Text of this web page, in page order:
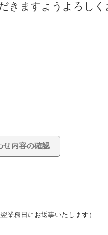
きますようよろしく
業務日にお返事いたします）